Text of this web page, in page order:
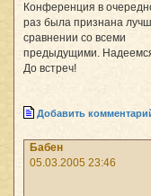
Конференция в
раз была признана
сравнении со всеми
предыдущими.
До встреч!
Добавить
Бабен
05.03.2005 23:46